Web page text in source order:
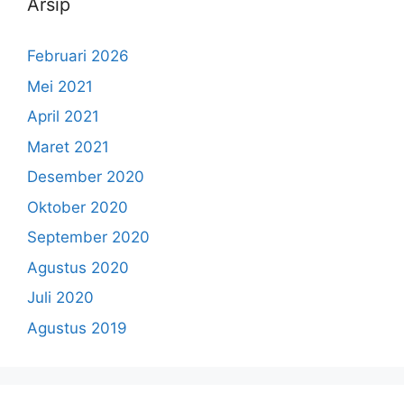
Arsip
Februari 2026
Mei 2021
April 2021
Maret 2021
Desember 2020
Oktober 2020
September 2020
Agustus 2020
Juli 2020
Agustus 2019